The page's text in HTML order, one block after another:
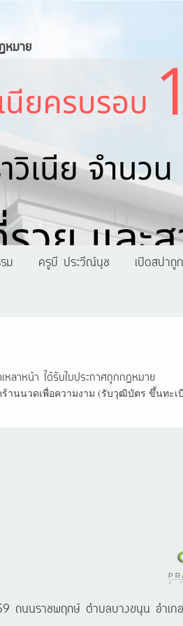
หมาย
ม ครูบี ประวีณ์นุช เปิดสปาถู
หลาหน้า ได้รับใบประกาศถูกกฏหมาย
นนวดเพื่อความงาม (รับวุฒิบัตร ขึ้นทะ
ถนนราชพฤกษ์ ตำบลบางขนุน อำเ